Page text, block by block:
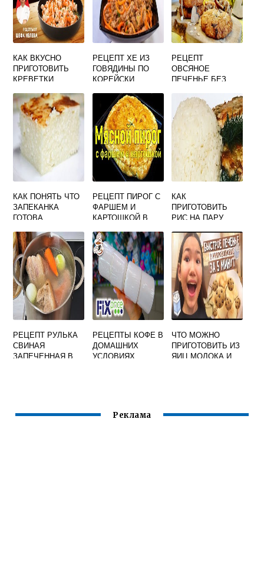
КАК ВКУСНО
ПРИГОТОВИТЬ
КРЕВЕТКИ
РЕЦЕПТ ХЕ ИЗ
ГОВЯДИНЫ ПО
КОРЕЙСКИ
РЕЦЕПТ
ОВСЯНОЕ
ПЕЧЕНЬЕ БЕЗ
КАК ПОНЯТЬ ЧТО
ЗАПЕКАНКА
ГОТОВА
РЕЦЕПТ ПИРОГ С
ФАРШЕМ И
КАРТОШКОЙ В
КАК
ПРИГОТОВИТЬ
РИС НА ПАРУ
РЕЦЕПТ РУЛЬКА
СВИНАЯ
ЗАПЕЧЕННАЯ В
РЕЦЕПТЫ КОФЕ В
ДОМАШНИХ
УСЛОВИЯХ
ЧТО МОЖНО
ПРИГОТОВИТЬ ИЗ
ЯИЦ МОЛОКА И
Реклама